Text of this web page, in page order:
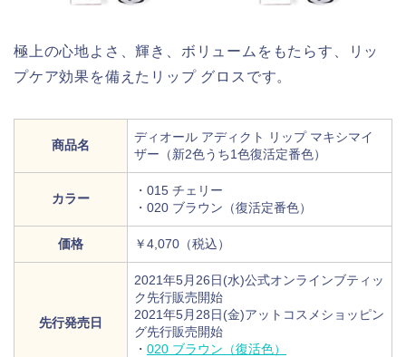
極上の心地よさ、輝き、ボリュームをもたらす、リッ
プケア効果を備えたリップ グロスです。
商品名
ディオール アディクト リップ マキシマイ
ザー（新2色うち1色復活定番色）
カラー
・015 チェリー
・020 ブラウン（復活定番色）
価格 ￥4,070（税込）
先行発売日
2021年5月26日(水)公式オンラインブティッ
ク先行販売開始
2021年5月28日(金)アットコスメショッピン
グ先行販売開始
・ 020 ブラウン（復活色）